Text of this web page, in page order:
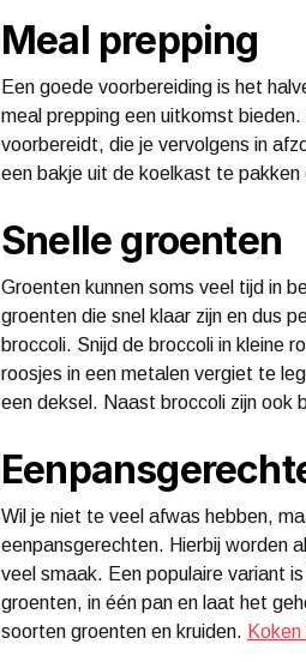
Meal prepping
Een goede voorbereiding is het
meal prepping een uitkomst
voorbereidt, die je vervolgens in
een bakje uit de koelkast te
Snelle groenten
Groenten kunnen soms veel tijd in
groenten die snel klaar zijn en dus
broccoli. Snijd de broccoli in kleine
roosjes in een metalen vergiet te
een deksel. Naast broccoli zijn ook
Wil je niet te veel afwas hebben,
eenpansgerechten. Hierbij worden
veel smaak. Een populaire variant
groenten, in één pan en laat het
soorten groenten en kruiden.